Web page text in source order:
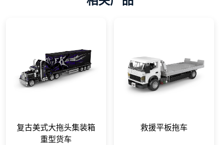
复古美式大拖头集装箱
重型货车
救援平板拖车